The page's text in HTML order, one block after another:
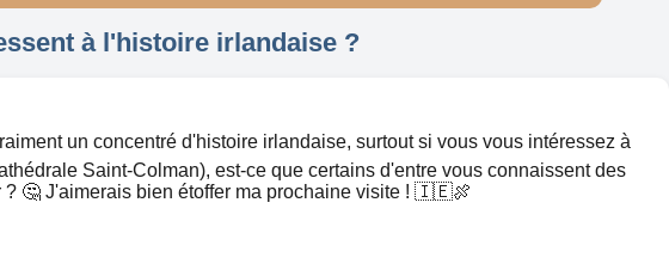
à l'histoire irlandaise ?
un concentré d'histoire irlandaise, surtout si vous vous intéressez à
Saint-Colman), est-ce que certains d'entre vous connaissent des
? 🤔 J'aimerais bien étoffer ma prochaine visite ! 🇮🇪🍖